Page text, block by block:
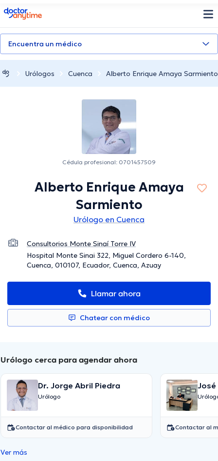
doctoranytime
Encuentra un médico
Urólogos Cuenca Alberto Enrique Amaya Sarmiento
Cédula profesional: 0701457509
Alberto Enrique Amaya
Sarmiento
Urólogo en Cuenca
Consultorios Monte Sinaí Torre IV
Hospital Monte Sinai 322, Miguel Cordero 6-140,
Cuenca, 010107, Ecuador, Cuenca, Azuay
Llamar ahora
Chatear con médico
Urólogo cerca para agendar ahora
Dr. Jorge Abril Piedra
Urólogo
Contactar al médico para disponibilidad
José
Contactar al
Ver más